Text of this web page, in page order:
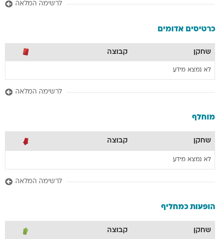
לרשימה המלאה
כרטיסים אדומים
שחקן קבוצה
לא נמצא מידע
לרשימה המלאה
מוחלף
שחקן קבוצה
לא נמצא מידע
לרשימה המלאה
הופעות כמחליף
שחקן קבוצה